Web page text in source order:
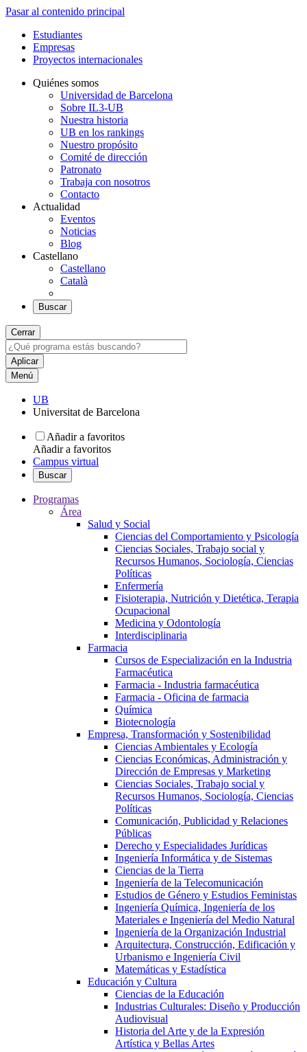
Pasar al contenido principal
Estudiantes
Empresas
Proyectos internacionales
Quiénes somos
Universidad de Barcelona
Sobre IL3-UB
Nuestra historia
UB en los rankings
Nuestro propósito
Comité de dirección
Patronato
Trabaja con nosotros
Contacto
Actualidad
Eventos
Noticias
Blog
Castellano
Castellano
Català
Buscar
Cerrar
Menú
UB
Universitat de Barcelona
Añadir a favoritos
Añadir a favoritos
Campus virtual
Buscar
Programas
Área
Salud y Social
Ciencias del Comportamiento y Psicología
Ciencias Sociales, Trabajo social y
Recursos Humanos, Sociología, Ciencias
Políticas
Enfermería
Fisioterapia, Nutrición y Dietética, Terapia
Ocupacional
Medicina y Odontología
Interdisciplinaria
Farmacia
Cursos de Especialización en la Industria
Farmacéutica
Farmacia - Industria farmacéutica
Farmacia - Oficina de farmacia
Química
Biotecnología
Empresa, Transformación y Sostenibilidad
Ciencias Ambientales y Ecología
Ciencias Económicas, Administración y
Dirección de Empresas y Marketing
Ciencias Sociales, Trabajo social y
Recursos Humanos, Sociología, Ciencias
Políticas
Comunicación, Publicidad y Relaciones
Públicas
Derecho y Especialidades Jurídicas
Ingeniería Informática y de Sistemas
Ciencias de la Tierra
Ingeniería de la Telecomunicación
Estudios de Género y Estudios Feministas
Ingeniería Química, Ingeniería de los
Materiales e Ingeniería del Medio Natural
Ingeniería de la Organización Industrial
Arquitectura, Construcción, Edificación y
Urbanismo e Ingeniería Civil
Matemáticas y Estadística
Educación y Cultura
Ciencias de la Educación
Industrias Culturales: Diseño y Producción
Audiovisual
Historia del Arte y de la Expresión
Artística y Bellas Artes